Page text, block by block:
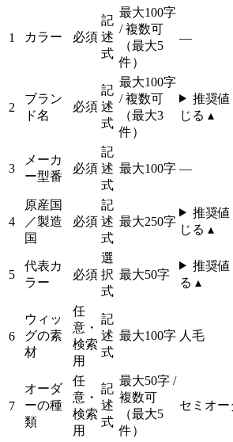
1 カラー 必須
記
述
式
最大100字
/ 複数可
（最大5
件）
—
2
ブラン
ド名
必須
記
述
式
最大100字
/ 複数可
（最大3
件）
推奨値
じる ▴
3
メーカ
ー型番
必須
記
述
式
最大100字 —
4
原産国
／製造
国
必須
記
述
式
最大250字
推奨値
じる ▴
5
代表カ
ラー
必須
選
択
式
最大50字
推奨値
る ▴
6
ウィッ
グの素
材
任
意・
検索
用
記
述
式
最大100字 人毛
7
オーダ
ーの種
類
任
意・
検索
用
記
述
式
最大50字 /
複数可
（最大5
件）
セミオー